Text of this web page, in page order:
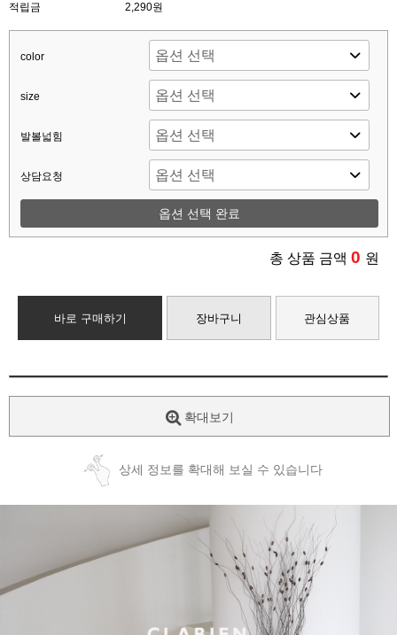
적립금 2,290원
color
size
발볼넓힘
상담요청
옵션 선택 완료
총 상품 금액 0 원
바로 구매하기 장바구니 관심상품
확대보기
상세 정보를 확대해 보실 수 있습니다